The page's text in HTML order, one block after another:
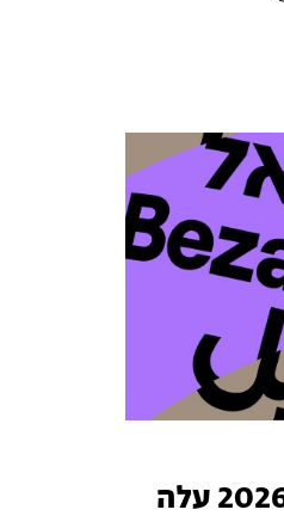
אתר בוגרי/ות בצלאל 2026 עלה